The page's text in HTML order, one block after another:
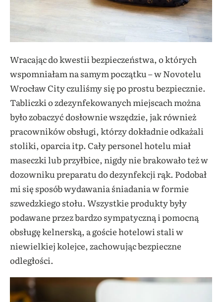
Wracając do kwestii bezpieczeństwa, o których
wspomniałam na samym początku – w Novotelu
Wrocław City czuliśmy się po prostu bezpiecznie.
Tabliczki o zdezynfekowanych miejscach można
było zobaczyć dosłownie wszędzie, jak również
pracowników obsługi, którzy dokładnie odkażali
stoliki, oparcia itp. Cały personel hotelu miał
maseczki lub przyłbice, nigdy nie brakowało też w
dozowniku preparatu do dezynfekcji rąk. Podobał
mi się sposób wydawania śniadania w formie
szwedzkiego stołu. Wszystkie produkty były
podawane przez bardzo sympatyczną i pomocną
obsługę kelnerską, a goście hotelowi stali w
niewielkiej kolejce, zachowując bezpieczne
odległości.